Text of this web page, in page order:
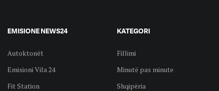
EMISIONE NEWS24
Autoktonët
Emisioni Vila 24
Fit Station
KATEGORI
Fillimi
Minutë pas minute
Shqipëria